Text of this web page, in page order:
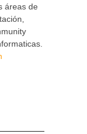
áreas de